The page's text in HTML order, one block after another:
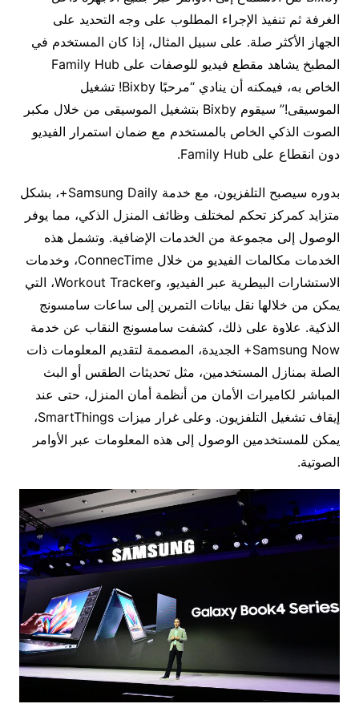
الغرفة ثم تنفيذ الإجراء المطلوب على وجه التحديد على
الجهاز الأكثر صلة. على سبيل المثال، إذا كان المستخدم في
المطبخ يشاهد مقطع فيديو للوصفات على Family Hub
الخاص به، فيمكنه أن ينادي “مرحبًا Bixby! تشغيل
الموسيقى!” سيقوم Bixby بتشغيل الموسيقى من خلال مكبر
الصوت الذكي الخاص بالمستخدم مع ضمان استمرار الفيديو
دون انقطاع على Family Hub.
بدوره سيصبح التلفزيون، مع خدمة Samsung Daily+، بشكل
متزايد كمركز تحكم لمختلف وظائف المنزل الذكي، مما يوفر
الوصول إلى مجموعة من الخدمات الإضافية. وتشمل هذه
الخدمات مكالمات الفيديو من خلال ConnecTime، وخدمات
الاستشارات البيطرية عبر الفيديو، وWorkout Tracker، التي
يمكن من خلالها نقل بيانات التمرين إلى ساعات سامسونج
الذكية. علاوة على ذلك، كشفت سامسونج النقاب عن خدمة
Samsung Now+ الجديدة، المصممة لتقديم المعلومات ذات
الصلة بمنازل المستخدمين، مثل تحديثات الطقس أو البث
المباشر لكاميرات الأمان من أنظمة أمان المنزل، حتى عند
إيقاف تشغيل التلفزيون. وعلى غرار ميزات SmartThings،
يمكن للمستخدمين الوصول إلى هذه المعلومات عبر الأوامر
الصوتية.